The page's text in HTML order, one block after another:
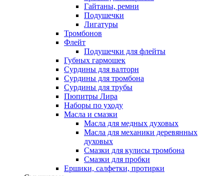
Гайтаны, ремни
Подушечки
Лигатуры
Тромбонов
Флейт
Подушечки для флейты
Губных гармошек
Сурдины для валторн
Сурдины для тромбона
Сурдины для трубы
Пюпитры Лира
Наборы по уходу
Масла и смазки
Масла для медных духовых
Масла для механики деревянных
духовых
Смазки для кулисы тромбона
Смазки для пробки
Ершики, салфетки, протирки